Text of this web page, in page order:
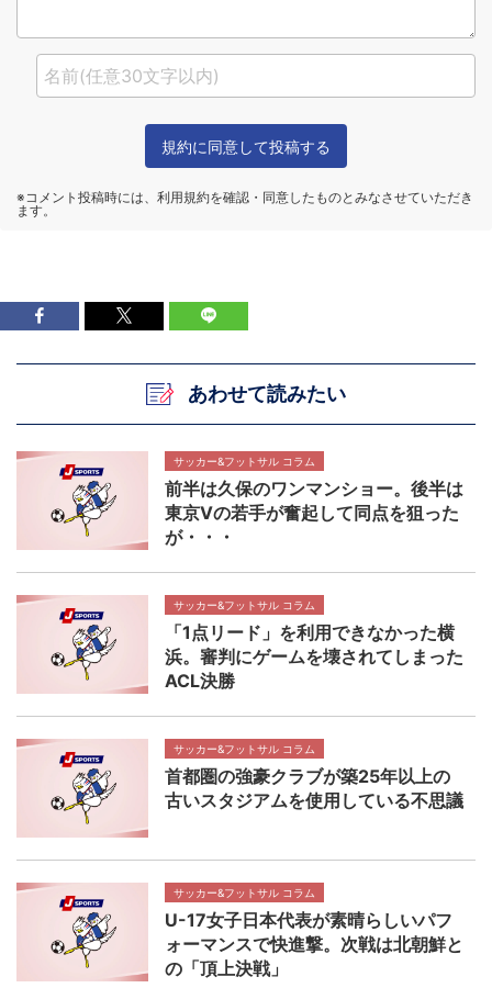
あわせて読みたい
サッカー&フットサル コラム
前半は久保のワンマンショー。後半は
東京Vの若手が奮起して同点を狙った
が・・・
サッカー&フットサル コラム
「1点リード」を利用できなかった横
浜。審判にゲームを壊されてしまった
ACL決勝
サッカー&フットサル コラム
首都圏の強豪クラブが築25年以上の
古いスタジアムを使用している不思議
サッカー&フットサル コラム
U-17女子日本代表が素晴らしいパフ
ォーマンスで快進撃。次戦は北朝鮮と
の「頂上決戦」